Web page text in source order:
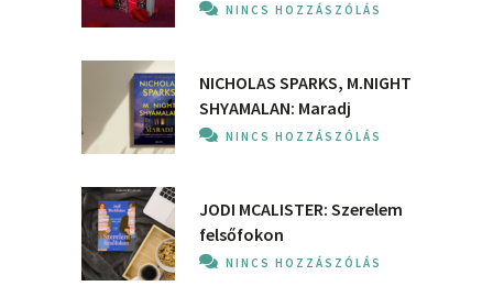
NINCS HOZZÁSZÓLÁS
NICHOLAS SPARKS, M.NIGHT
SHYAMALAN: Maradj
NINCS HOZZÁSZÓLÁS
JODI MCALISTER: Szerelem
felsőfokon
NINCS HOZZÁSZÓLÁS